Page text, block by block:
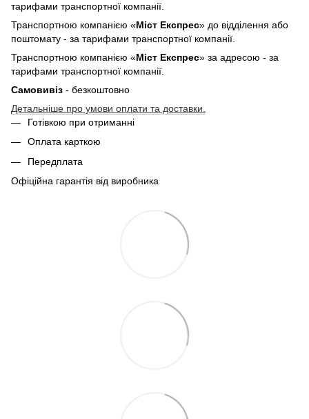
тарифами транспортної компанії.
Транспортною компанією «Міст Експрес» до відділення або
поштомату - за тарифами транспортної компанії.
Транспортною компанією «Міст Експрес» за адресою - за
тарифами транспортної компанії.
Самовивіз - безкоштовно
Детальніше про умови оплати та доставки.
Готівкою при отриманні
Оплата карткою
Передплата
Офіційна гарантія від виробника